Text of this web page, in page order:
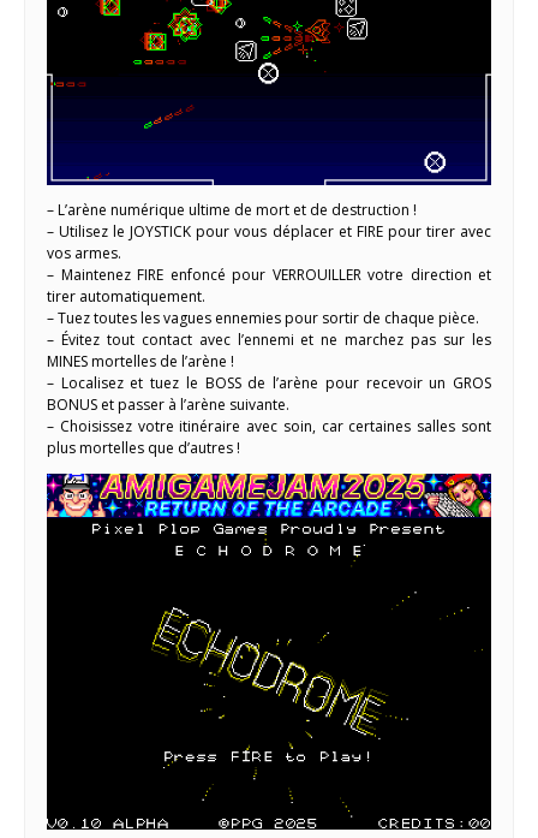
– L’arène numérique ultime de mort et de destruction !
– Utilisez le JOYSTICK pour vous déplacer et FIRE pour tirer avec
vos armes.
– Maintenez FIRE enfoncé pour VERROUILLER votre direction et
tirer automatiquement.
– Tuez toutes les vagues ennemies pour sortir de chaque pièce.
– Évitez tout contact avec l’ennemi et ne marchez pas sur les
MINES mortelles de l’arène !
– Localisez et tuez le BOSS de l’arène pour recevoir un GROS
BONUS et passer à l’arène suivante.
– Choisissez votre itinéraire avec soin, car certaines salles sont
plus mortelles que d’autres !